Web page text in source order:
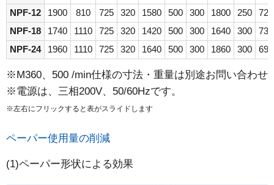
NPF-12
1900 810 725 320 1580 500 300 1800 250
720
NPF-18
1740 1110 725 320 1420 500 300 1640 300
730
NPF-24
1960 1110 725 320 1640 500 300 1860 300 690
※M360、500 /min仕様の寸法・重量は別途お問い合わせ
※電源は、三相200V、50/60Hzです。
※左右にフリックすると表がスライドします
ペーパー使用量の削減
(1)ペーパー形状による効果